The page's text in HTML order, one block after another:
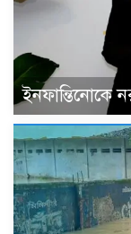
ইনফান্তিনোকে